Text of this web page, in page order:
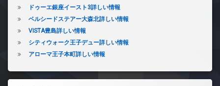
ドゥーエ銀座イースト3詳しい情報
ベルシードステアー大森北詳しい情報
VISTA豊島詳しい情報
シティウォーク王子デュー詳しい情報
アローマ王子本町詳しい情報